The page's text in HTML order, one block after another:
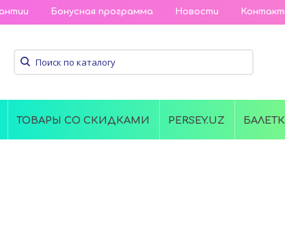
Бонусная программа Новости
ТОВАРЫ СО СКИДКАМИ PERSEY.UZ